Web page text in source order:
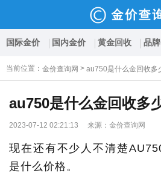
国际金价 国内金价 黄金回收 品
当前位置 ： 金价查询网 > au750是什么金回收多
au750是什么金回收多
2023-07-12 02:21:13 来源：金价查询网
现在还有不少人不清楚
是什么价格。